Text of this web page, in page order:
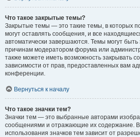
Что такое закрытые темы?
Закрытые темы — это такие темы, в которых
могут оставлять сообщения, и все
автоматически завершаются. Темы могут
причинам модератором форума или
также можете иметь возможность закрывать
зависимости от прав, предоставленных вам
конференции.
Вернуться к началу
Что такое значки тем?
Значки тем — это выбранные авторами
сообщениями и отражающие их содержание.
использования значков тем зависит от